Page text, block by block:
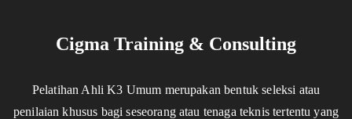
Cigma Training & Consulting
Pelatihan Ahli K3 Umum merupakan bentuk seleksi atau
penilaian khusus bagi seseorang atau tenaga teknis tertentu yang